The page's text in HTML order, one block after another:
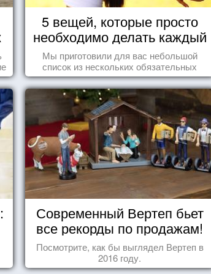
5 вещей, которые просто
необходимо делать каждый
день
Мы приготовили для вас небольшой
список из нескольких обязательных
вещей, которые должны стать частью
вашего дня.
Современный Вертеп бьет
все рекорды по продажам!
Посмотрите, как бы выглядел Вертеп в
2016 году.